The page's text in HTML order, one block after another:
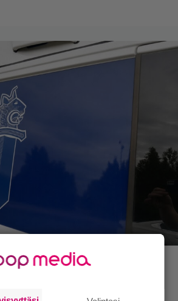
– tästä kysymys ja näin